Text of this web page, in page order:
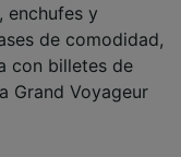
enchufes y
de comodidad,
con billetes de
Grand Voyageur